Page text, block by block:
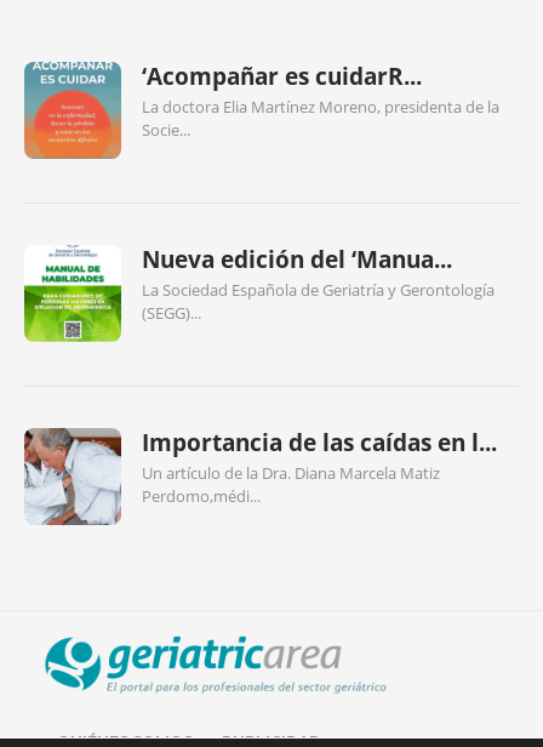
‘Acompañar es cuidarR...
La doctora Elia Martínez Moreno, presidenta de la
Socie...
Nueva edición del ‘Manua...
La Sociedad Española de Geriatría y Gerontología
(SEGG)...
Importancia de las caídas en l...
Un artículo de la Dra. Diana Marcela Matiz
Perdomo,médi...
QUIÉNES SOMOS PUBLICIDAD